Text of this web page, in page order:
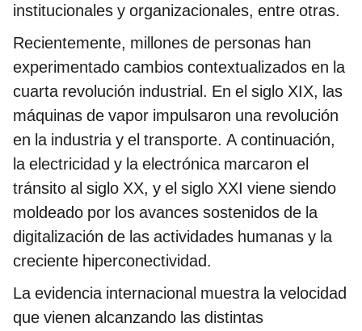
institucionales y organizacionales, entre otras.
Recientemente, millones de personas han
experimentado cambios contextualizados en la
cuarta revolución industrial. En el siglo XIX, las
máquinas de vapor impulsaron una revolución
en la industria y el transporte. A continuación,
la electricidad y la electrónica marcaron el
tránsito al siglo XX, y el siglo XXI viene siendo
moldeado por los avances sostenidos de la
digitalización de las actividades humanas y la
creciente hiperconectividad.
La evidencia internacional muestra la velocidad
que vienen alcanzando las distintas